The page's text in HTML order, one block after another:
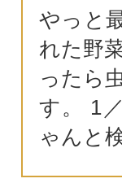
やっと
れた野
ったら
す。 1
ゃんと